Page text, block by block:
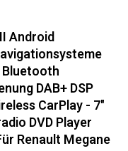
Android
Bluetooth
DAB+ DSP
CarPlay - 7"
DVD Player
Renault Megane